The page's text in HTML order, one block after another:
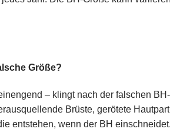
Größe?
– klingt nach der falschen
Brüste, gerötete
entstehen, wenn der BH